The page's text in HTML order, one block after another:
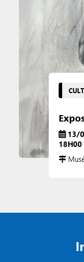
13/
18H00